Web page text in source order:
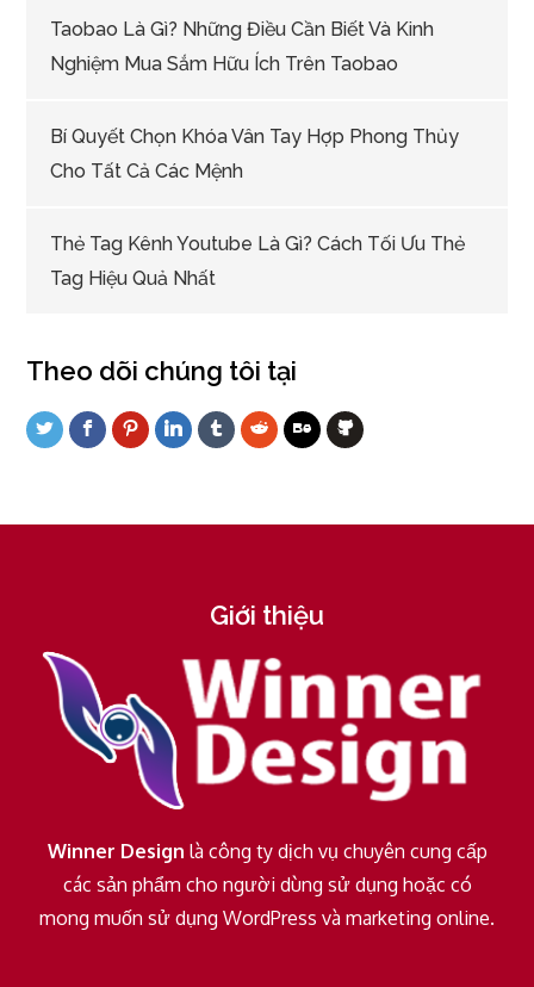
Taobao Là Gì? Những Điều Cần Biết Và Kinh
Nghiệm Mua Sắm Hữu Ích Trên Taobao
Bí Quyết Chọn Khóa Vân Tay Hợp Phong Thủy
Cho Tất Cả Các Mệnh
Thẻ Tag Kênh Youtube Là Gì? Cách Tối Ưu Thẻ
Tag Hiệu Quả Nhất
Theo dõi chúng tôi tại
Giới thiệu
Winner Design là công ty dịch vụ chuyên cung cấp
các sản phẩm cho người dùng sử dụng hoặc có
mong muốn sử dụng WordPress và marketing online.